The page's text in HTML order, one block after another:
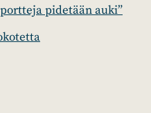
pidetään auki”